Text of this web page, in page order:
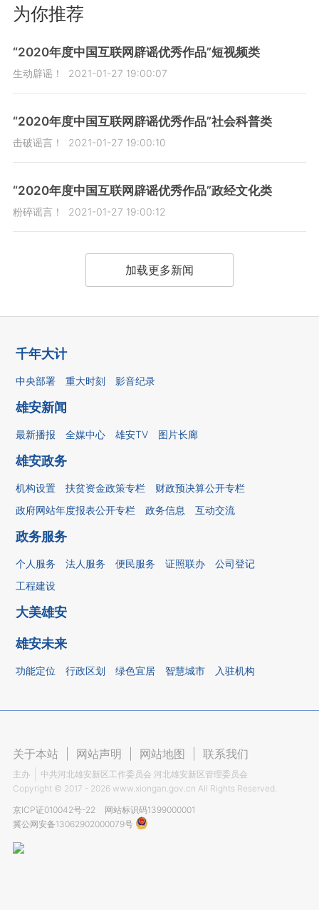
为你推荐
“2020年度中国互联网辟谣优秀作品”短视频类
生动辟谣！ 2021-01-27 19:00:07
“2020年度中国互联网辟谣优秀作品”社会科普类
击破谣言！ 2021-01-27 19:00:10
“2020年度中国互联网辟谣优秀作品”政经文化类
粉碎谣言！ 2021-01-27 19:00:12
加载更多新闻
千年大计
中央部署 重大时刻 影音纪录
雄安新闻
最新播报 全媒中心 雄安TV 图片长廊
雄安政务
机构设置 扶贫资金政策专栏
财政预决算公开专栏
政府网站年度报表公开专栏
政务信息 互动交流
政务服务
个人服务 法人服务 便民服务 证照联办
公司登记
工程建设
大美雄安
雄安未来
功能定位 行政区划 绿色宜居 智慧城市 入驻机构
关于本站 网站声明 网站地图 联系我们
主办
中共河北雄安新区工作委员会 河北雄安新区管理委员会
Copyright © 2017 - 2026 www.xiongan.gov.cn All Rights Reserved.
京ICP证010042号-22
网站标识码1399000001
冀公网安备13062902000079号